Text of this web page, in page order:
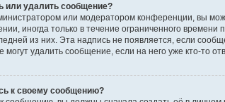
или удалить сообщение?
или модератором конференции, вы
иногда только в течение ограниченного
из них. Эта надпись не появляется, если
удалить сообщение, если на него уже кто-то
к своему сообщению?